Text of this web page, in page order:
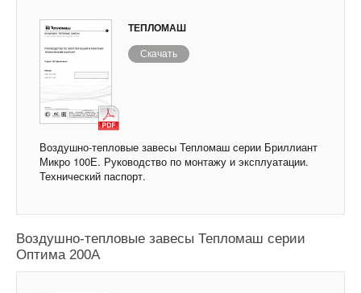
ТЕПЛОМАШ
Скачать
Воздушно-тепловые завесы Тепломаш серии Бриллиант
Микро 100Е. Руководство по монтажу и эксплуатации.
Технический паспорт.
Воздушно-тепловые завесы Тепломаш серии
Оптима 200А